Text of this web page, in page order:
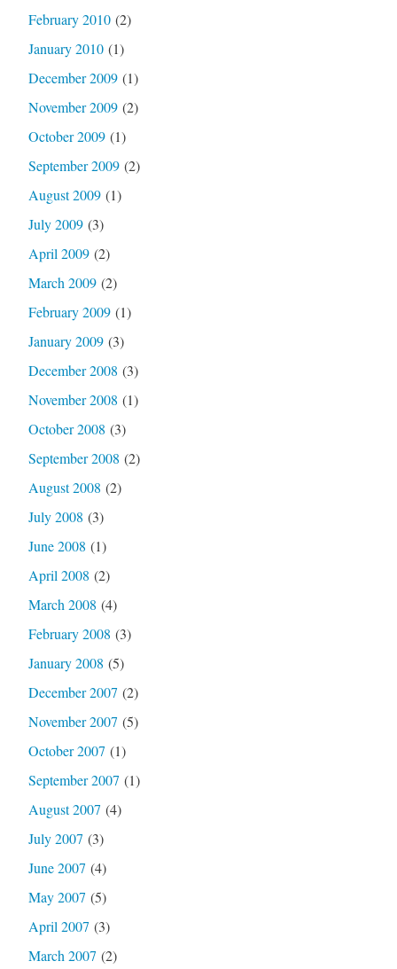
February 2010(2)
January 2010(1)
December 2009(1)
November 2009(2)
October 2009(1)
September 2009(2)
August 2009(1)
July 2009(3)
April 2009(2)
March 2009(2)
February 2009(1)
January 2009(3)
December 2008 (3)
November 2008 (1)
October 2008 (3)
September 2008 (2)
August 2008 (2)
July 2008 (3)
June 2008 (1)
April 2008 (2)
March 2008 (4)
February 2008 (3)
January 2008 (5)
December 2007 (2)
November 2007 (5)
October 2007 (1)
September 2007 (1)
August 2007 (4)
July 2007 (3)
June 2007 (4)
May 2007 (5)
April 2007 (3)
March 2007 (2)